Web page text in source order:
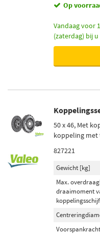
Op
Vandaag voor
(zaterdag) bij
50 x 46, Met
koppeling met
827221
Gewicht [kg]
Max.
draaimoment